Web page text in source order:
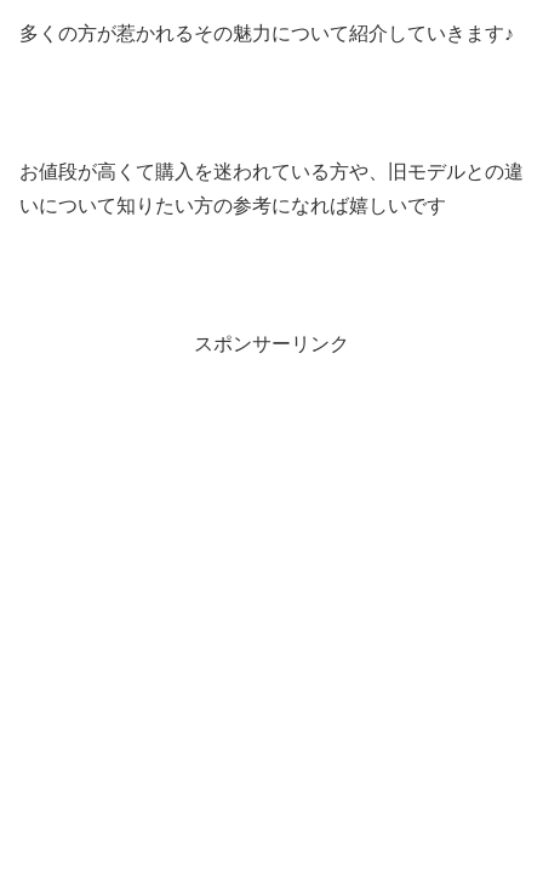
多くの方が惹かれるその魅力について紹介していきます♪
お値段が高くて購入を迷われている方や、旧モデルとの違
いについて知りたい方の参考になれば嬉しいです
スポンサーリンク